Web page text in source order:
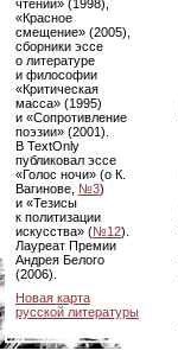
чтении» (1998),
«Красное
смещение» (2005),
сборники эссе
о литературе
и философии
«Критическая
масса» (1995)
и «Сопротивление
поэзии» (2001).
В TextOnly
публиковал эссе
«Голос ночи» (о К.
Вагинове, №3)
и «Тезисы
к политизации
искусства» (№12).
Лауреат Премии
Андрея Белого
(2006).
Новая карта
русской литературы